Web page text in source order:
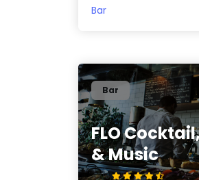
Bar
FLO
& Music
4.7/5
Bar